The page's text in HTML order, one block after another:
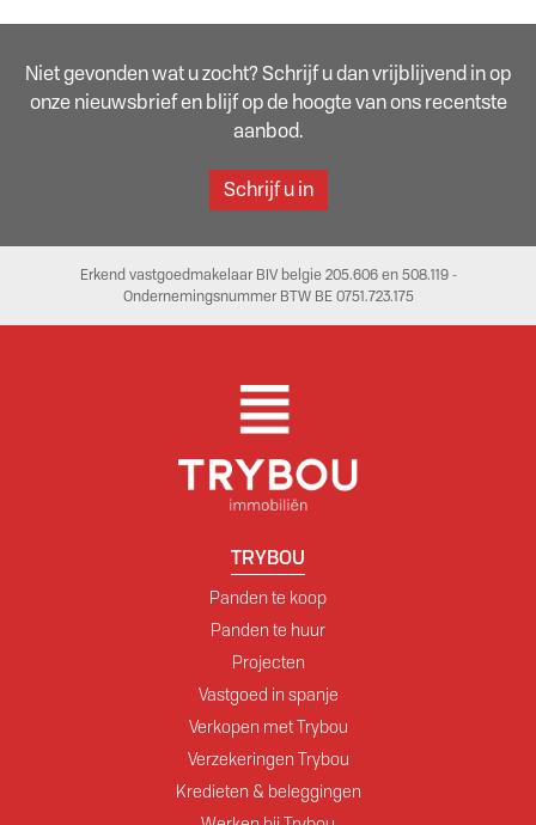
Niet gevonden wat u zocht? Schrijf u dan vrijblijvend in op
onze nieuwsbrief en blijf op de hoogte van ons recentste
aanbod.
Schrijf u in
Erkend vastgoedmakelaar BIV belgie 205.606 en 508.119 -
Ondernemingsnummer BTW BE 0751.723.175
TRYBOU
Panden te koop
Panden te huur
Projecten
Vastgoed in spanje
Verkopen met Trybou
Verzekeringen Trybou
Kredieten & beleggingen